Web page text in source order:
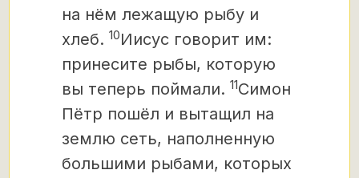
на нём лежащую рыбу и
хлеб. 10Иисус говорит им:
принесите рыбы, которую
вы теперь поймали. 11Симон
Пётр пошёл и вытащил на
землю сеть, наполненную
большими рыбами, которых